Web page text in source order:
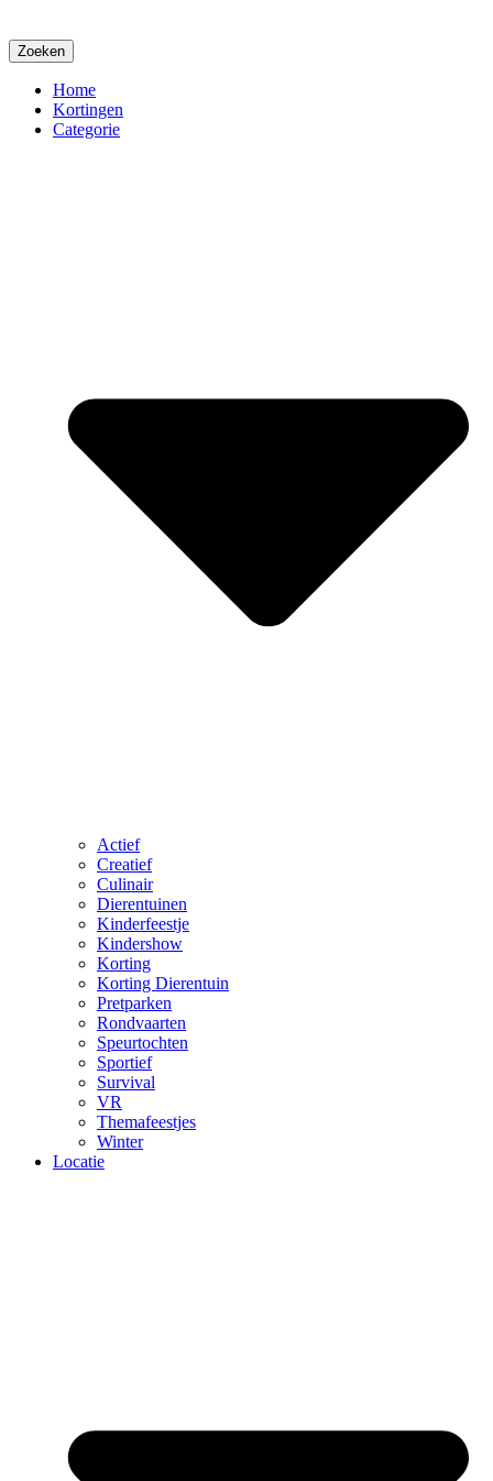
Zoeken
Home
Kortingen
Categorie
Actief
Creatief
Culinair
Dierentuinen
Kinderfeestje
Kindershow
Korting
Korting Dierentuin
Pretparken
Rondvaarten
Speurtochten
Sportief
Survival
VR
Themafeestjes
Winter
Locatie